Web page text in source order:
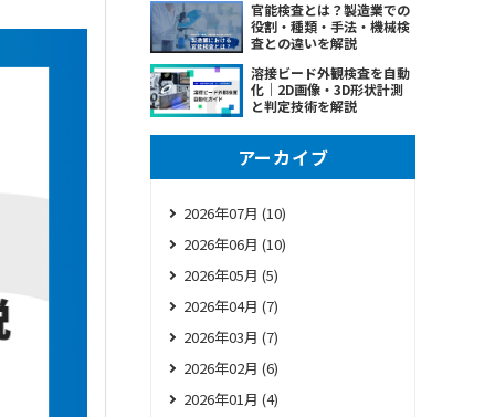
官能検査とは？製造業での
役割・種類・手法・機械検
査との違いを解説
溶接ビード外観検査を自動
化｜2D画像・3D形状計測
と判定技術を解説
アーカイブ
2026年07月 (10)
2026年06月 (10)
2026年05月 (5)
2026年04月 (7)
2026年03月 (7)
2026年02月 (6)
2026年01月 (4)